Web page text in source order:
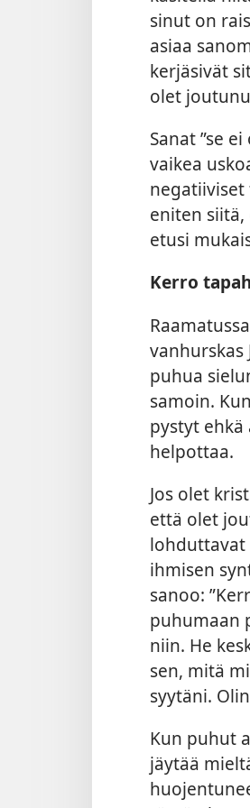
sinut on
asiaa
kerjäsivät
olet
Sanat ”se
vaikea
eniten siitä,
etusi
Kerro
vanhurskas
puhua
samoin.
pystyt
helpottaa.
Jos olet
että olet
lohduttavat
ihmisen
sanoo:
puhumaan
niin. He
sen, mitä
syytäni. Olin
Kun puhut
jäytää